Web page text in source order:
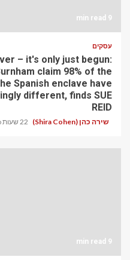
9 min read
עסקים
– it's only just begun:
claim 98% of the
Spanish enclave have
different, finds SUE
REID
שירה כהן (Shira Cohen) 22 שעות ago
9 min read